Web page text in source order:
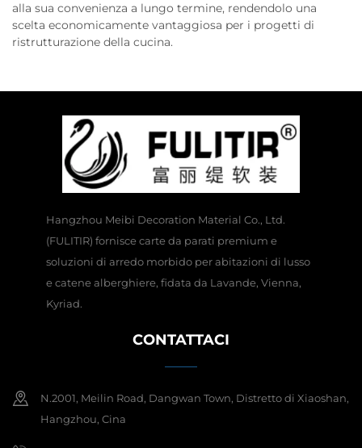
alla sua convenienza a lungo termine, rendendolo una
scelta economicamente vantaggiosa per i progetti di
ristrutturazione della cucina.
Hangzhou Meibi Decoration Material Co., Ltd.
(FULITIR) fornisce carte da parati premium e
soluzioni di arredo morbido per abitazioni di lusso
e catene alberghiere, fidata da Lavande, Vienna,
Kyriad.
CONTATTACI
N.2001, Meilin Road, Dangwan Town, Distretto di Xiaoshan,
Hangzhou, Cina